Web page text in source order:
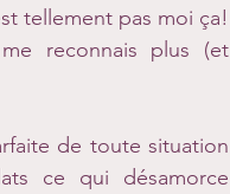
tellement pas moi ça!
reconnais plus (et
ce qui désamorce